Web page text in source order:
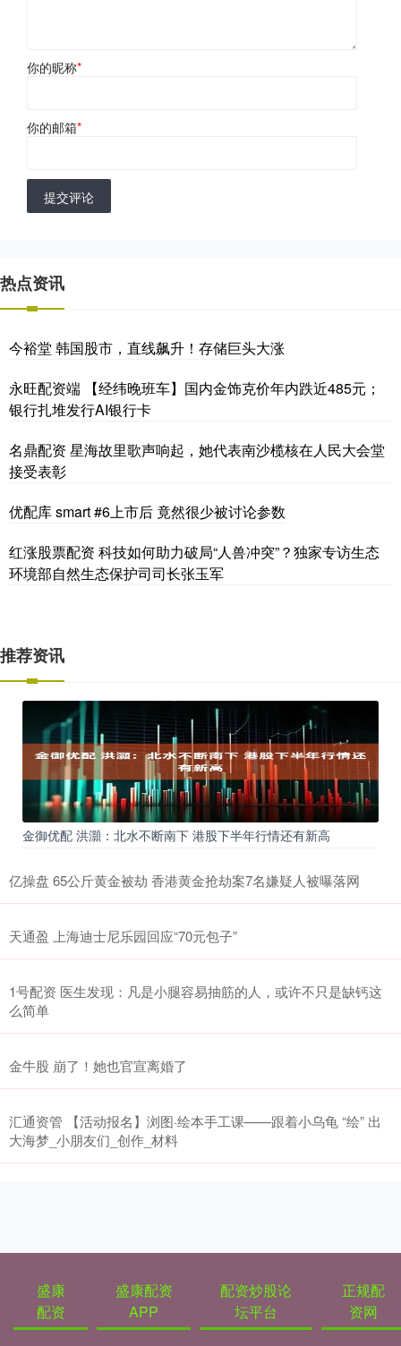
你的昵称*
你的邮箱*
提交评论
热点资讯
今裕堂 韩国股市，直线飙升！存储巨头大涨
永旺配资端 【经纬晚班车】国内金饰克价年内跌近485元；
银行扎堆发行AI银行卡
名鼎配资 星海故里歌声响起，她代表南沙榄核在人民大会堂
接受表彰
优配库 smart #6上市后 竟然很少被讨论参数
红涨股票配资 科技如何助力破局“人兽冲突”？独家专访生态
环境部自然生态保护司司长张玉军
推荐资讯
金御优配 洪灝：北水不断南下 港股下半年行情还有新高
亿操盘 65公斤黄金被劫 香港黄金抢劫案7名嫌疑人被曝落网
天通盈 上海迪士尼乐园回应“70元包子”
1号配资 医生发现：凡是小腿容易抽筋的人，或许不只是缺钙这
么简单
金牛股 崩了！她也官宣离婚了
汇通资管 【活动报名】浏图·绘本手工课——跟着小乌龟 “绘” 出
大海梦_小朋友们_创作_材料
盛康
配资
盛康配资
APP
配资炒股论
坛平台
正规配
资网